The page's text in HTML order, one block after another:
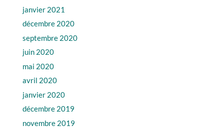
janvier 2021
décembre 2020
septembre 2020
juin 2020
mai 2020
avril 2020
janvier 2020
décembre 2019
novembre 2019